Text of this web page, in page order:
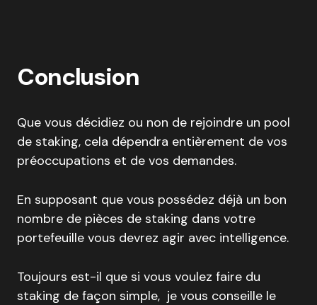
Conclusion
Que vous décidiez ou non de rejoindre un pool
de staking, cela dépendra entièrement de vos
préoccupations et de vos demandes.
En supposant que vous possédez déjà un bon
nombre de pièces de staking dans votre
portefeuille vous devrez agir avec intelligence.
Toujours est-il que si vous voulez faire du
staking de façon simple, je vous conseille le